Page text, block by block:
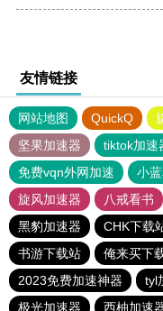
友情链接
网站地图 QuickQ
坚果加速器
tiktok加速
免费vqn外网加速
小
旋风加速器
八戒看书
黑豹加速器
CHK下载
书游下载站
俺来买下
2023免费加速神器
tyl
极光加速器
西柚加速